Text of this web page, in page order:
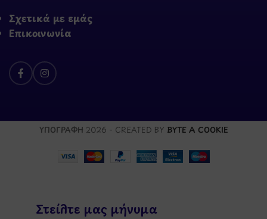
Σχετικά με εμάς
Επικοινωνία
ΥΠΟΓΡΑΦΗ 2026 - CREATED BY BYTE A COOKIE
Στείλτε μας μήνυμα